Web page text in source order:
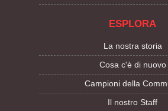
ESPLORA
La nostra storia
Cosa c'è di nuovo
Campioni della
Il nostro Staff